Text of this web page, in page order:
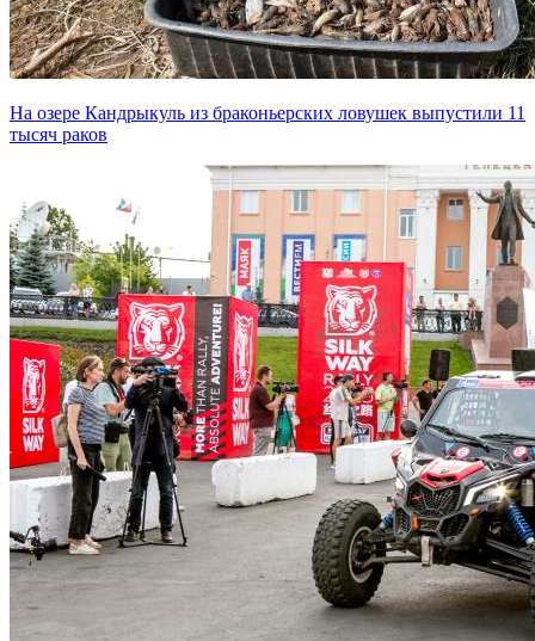
На озере Кандрыкуль из браконьерских ловушек выпустили 11
тысяч раков